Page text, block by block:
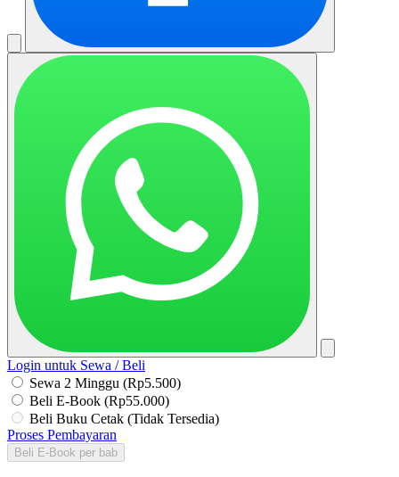
Login untuk Sewa / Beli
Sewa 2 Minggu (Rp5.500)
Beli E-Book (Rp55.000)
Beli Buku Cetak (Tidak Tersedia)
Proses Pembayaran
Beli E-Book per bab